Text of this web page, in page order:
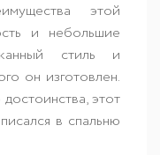
этой
и небольшие
стиль и
он изготовлен.
этот
в спальню